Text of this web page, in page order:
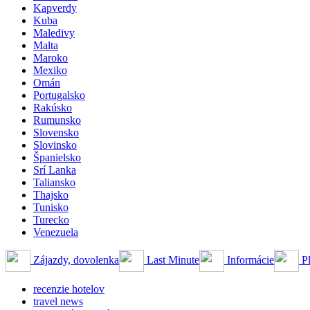
Kapverdy
Kuba
Maledivy
Malta
Maroko
Mexiko
Omán
Portugalsko
Rakúsko
Rumunsko
Slovensko
Slovinsko
Španielsko
Srí Lanka
Taliansko
Thajsko
Tunisko
Turecko
Venezuela
Zájazdy, dovolenka Last Minute Informácie
recenzie hotelov
travel news